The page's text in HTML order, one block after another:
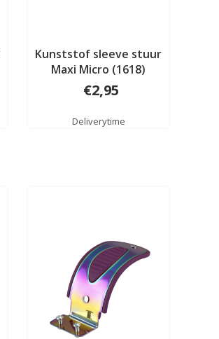
Kunststof sleeve stuur
Maxi Micro (1618)
€2,95
Deliverytime